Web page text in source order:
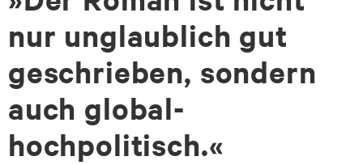
nur unglaublich gut
geschrieben, sondern
auch global-
hochpolitisch.«